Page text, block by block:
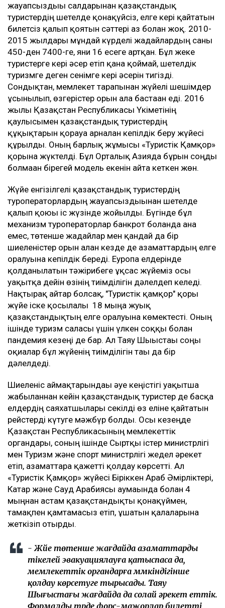
жауапсыздығы салдарынан қазақстандық
туристердің шетелде қонақүйсіз, елге кері қайтатын
билетсіз қалып қоятын сәттері аз болған жоқ. 2010-
2015 жылдары мұндай күрделі жағдайлардың саны
450-ден 7400-ге, яғни 16 есеге артқан. Бұл жеке
туристерге кері әсер етіп қана қоймай, шетелдік
туризмге деген сенімге кері әсерін тигізді.
Сондықтан, мемлекет тарапынан жүйелі шешімдер
ұсынылып, өзгерістер орын ала бастаған еді. 2016
жылы Қазақстан Республикасы Үкіметінің
қаулысымен қазақстандық туристердің
құқықтарын қорғауға арналған кепілдік беру жүйесі
құрылды. Оның барлық жұмысы «Туристік Қамқор»
қорына жүктелді. Бұл Орталық Азияда бұрын соңды
болмаған бірегей модель екенін айта кеткен жөн.
Жүйе енгізілгелі қазақстандық туристердің
туроператорлардың жауапсыздығынан шетелде
қалып қоюы іс жүзінде жойылды. Бүгінде бұл
механизм туроператорлар банкрот болғанда ғана
емес, төтенше жағдайлар мен қандай да бір
шиеленістер орын алған кезде де азаматтардың елге
оралуына кепілдік береді. Еуропа елдерінде
қолданылатын тәжірибеге ұқсас жүйеміз осы
уақытқа дейін өзінің тиімділігін дәлелдеп келеді.
Нақтырақ айтар болсақ, "Туристік қамқор" қоры
жүйе іске қосылғалы 18 мыңға жуық
қазақстандықтың елге оралуына көмектесті. Оның
ішінде туризм саласы үшін үлкен соққы болған
пандемия кезеңі де бар. Ал Таяу Шығыстағы соңғы
оқиғалар бұл жүйенің тиімділігін тағы да бір
дәлелдеді.
Шиеленіс аймақтарындағы әуе кеңістігі уақытша
жабылғаннан кейін қазақстандық туристер де басқа
елдердің саяхатшылары секілді өз еліне қайтатын
рейстерді күтуге мәжбүр болды. Осы кезеңде
Қазақстан Республикасының мемлекеттік
органдары, соның ішінде Сыртқы істер министрлігі
мен Туризм және спорт министрлігі жедел әрекет
етіп, азаматтарға қажетті қолдау көрсетті. Ал
«Туристік Қамқор» жүйесі Біріккен Араб Әмірліктері,
Катар және Сауд Арабиясы аумағында болған 4
мыңнан астам қазақстандықты қонақүймен,
тамақпен қамтамасыз етіп, ұшатын қалаларына
жеткізіп отырды.
- Жүйе төтенше жағдайда азаматтарды
тікелей эвакуациялауға қатыспаса да,
мемлекеттік органдарға мүмкіндігінше
қолдау көрсетуге тырысады. Таяу
Шығыстағы жағдайда да солай әрекет еттік.